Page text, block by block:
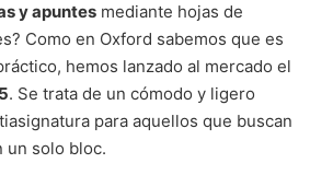
y apuntes mediante hojas de
Como en Oxford sabemos que es
hemos lanzado al mercado el
. Se trata de un cómodo y ligero
para aquellos que buscan
un solo bloc.